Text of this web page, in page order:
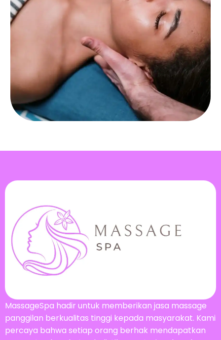
MassageSpa hadir untuk memberikan jasa massage
panggilan berkualitas tinggi kepada masyarakat. Kami
percaya bahwa setiap orang berhak mendapatkan